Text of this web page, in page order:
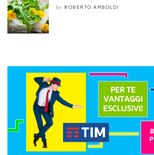
by ROBERTO AMBOLDI